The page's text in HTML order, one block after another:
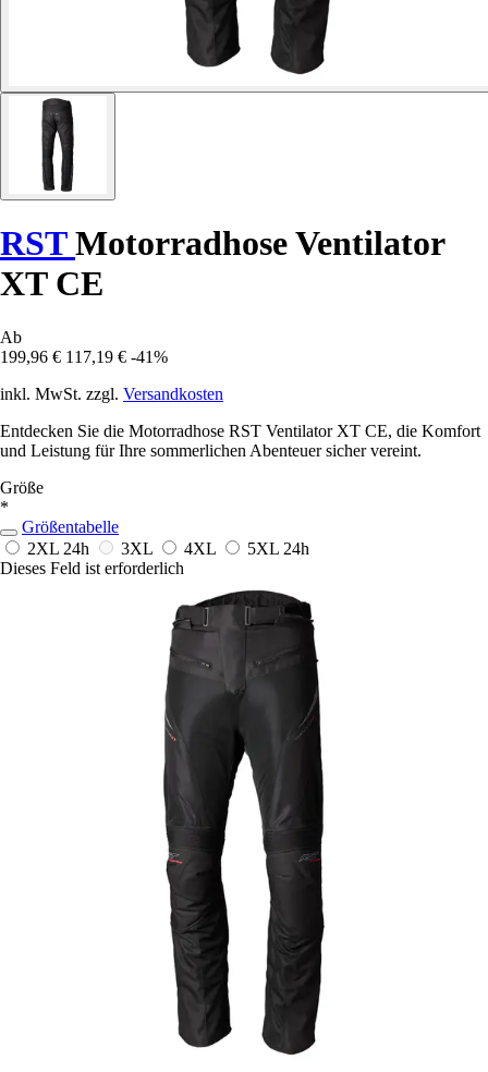
RSTMotorradhose Ventilator
XT CE
Ab
199,96 € 117,19 € -41%
inkl. MwSt. zzgl. Versandkosten
Entdecken Sie die Motorradhose RST Ventilator XT CE, die Komfort
und Leistung für Ihre sommerlichen Abenteuer sicher vereint.
Größe
*
Größentabelle
2XL 24h 3XL 4XL 5XL 24h
Dieses Feld ist erforderlich